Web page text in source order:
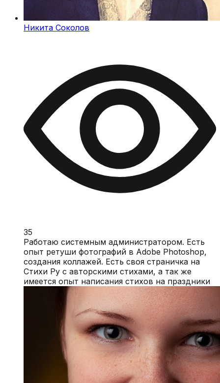
Никита Соколов
35
Работаю системным администратором. Есть
опыт ретуши фотографий в Adobe Photoshop,
создания коллажей. Есть своя страничка на
Стихи Ру с авторскими стихами, а так же
имеется опыт написания стихов на праздники